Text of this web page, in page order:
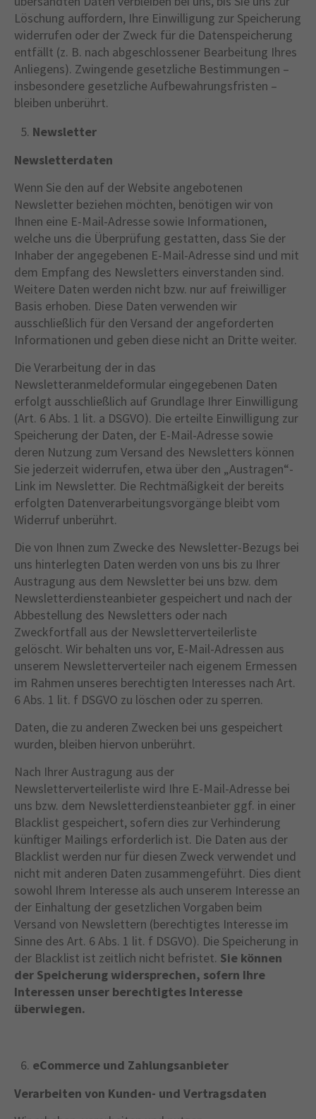
Löschung auffordern, Ihre Einwilligung zur Speicherung
widerrufen oder der Zweck für die Datenspeicherung
entfällt (z. B. nach abgeschlossener Bearbeitung Ihres
Anliegens). Zwingende gesetzliche Bestimmungen –
insbesondere gesetzliche Aufbewahrungsfristen –
bleiben unberührt.
Newsletter
Newsletterdaten
Wenn Sie den auf der Website angebotenen
Newsletter beziehen möchten, benötigen wir von
Ihnen eine E-Mail-Adresse sowie Informationen,
welche uns die Überprüfung gestatten, dass Sie der
Inhaber der angegebenen E-Mail-Adresse sind und mit
dem Empfang des Newsletters einverstanden sind.
Weitere Daten werden nicht bzw. nur auf freiwilliger
Basis erhoben. Diese Daten verwenden wir
ausschließlich für den Versand der angeforderten
Informationen und geben diese nicht an Dritte weiter.
Die Verarbeitung der in das
Newsletteranmeldeformular eingegebenen Daten
erfolgt ausschließlich auf Grundlage Ihrer Einwilligung
(Art. 6 Abs. 1 lit. a DSGVO). Die erteilte Einwilligung zur
Speicherung der Daten, der E-Mail-Adresse sowie
deren Nutzung zum Versand des Newsletters können
Sie jederzeit widerrufen, etwa über den „Austragen“-
Link im Newsletter. Die Rechtmäßigkeit der bereits
erfolgten Datenverarbeitungsvorgänge bleibt vom
Widerruf unberührt.
Die von Ihnen zum Zwecke des Newsletter-Bezugs bei
uns hinterlegten Daten werden von uns bis zu Ihrer
Austragung aus dem Newsletter bei uns bzw. dem
Newsletterdiensteanbieter gespeichert und nach der
Abbestellung des Newsletters oder nach
Zweckfortfall aus der Newsletterverteilerliste
gelöscht. Wir behalten uns vor, E-Mail-Adressen aus
unserem Newsletterverteiler nach eigenem Ermessen
im Rahmen unseres berechtigten Interesses nach Art.
6 Abs. 1 lit. f DSGVO zu löschen oder zu sperren.
Daten, die zu anderen Zwecken bei uns gespeichert
wurden, bleiben hiervon unberührt.
Nach Ihrer Austragung aus der
Newsletterverteilerliste wird Ihre E-Mail-Adresse bei
uns bzw. dem Newsletterdiensteanbieter ggf. in einer
Blacklist gespeichert, sofern dies zur Verhinderung
künftiger Mailings erforderlich ist. Die Daten aus der
Blacklist werden nur für diesen Zweck verwendet und
nicht mit anderen Daten zusammengeführt. Dies dient
sowohl Ihrem Interesse als auch unserem Interesse an
der Einhaltung der gesetzlichen Vorgaben beim
Versand von Newslettern (berechtigtes Interesse im
Sinne des Art. 6 Abs. 1 lit. f DSGVO). Die Speicherung in
der Blacklist ist zeitlich nicht befristet. Sie können
der Speicherung widersprechen, sofern Ihre
Interessen unser berechtigtes Interesse
überwiegen.
eCommerce und Zahlungsanbieter
Verarbeiten von Kunden- und Vertragsdaten